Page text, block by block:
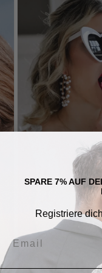
SPARE 7% AUF
Registriere